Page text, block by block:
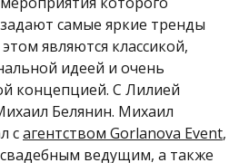
самые яркие тренды
являются классикой,
идеей и очень
концепцией. С Лилией
Белянин. Михаил
сагентством Gorlanova Event,
ведущим, а также